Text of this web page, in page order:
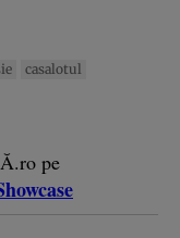
casalotul
pe